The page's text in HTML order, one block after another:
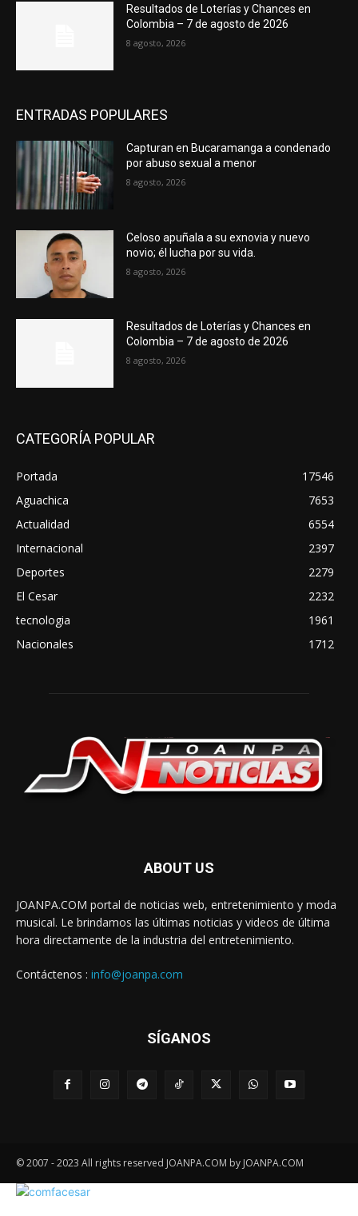
Resultados de Loterías y Chances en
Colombia – 7 de agosto de 2026
8 agosto, 2026
ENTRADAS POPULARES
Capturan en Bucaramanga a condenado
por abuso sexual a menor
8 agosto, 2026
Celoso apuñala a su exnovia y nuevo
novio; él lucha por su vida.
8 agosto, 2026
Resultados de Loterías y Chances en
Colombia – 7 de agosto de 2026
8 agosto, 2026
CATEGORÍA POPULAR
Portada
17546
Aguachica
7653
Actualidad
6554
Internacional
2397
Deportes
2279
El Cesar
2232
tecnologia
1961
Nacionales
1712
ABOUT US
JOANPA.COM portal de noticias web, entretenimiento y moda
musical. Le brindamos las últimas noticias y videos de última
hora directamente de la industria del entretenimiento.
Contáctenos : info@joanpa.com
SÍGANOS
© 2007 - 2023 All rights reserved JOANPA.COM by JOANPA.COM